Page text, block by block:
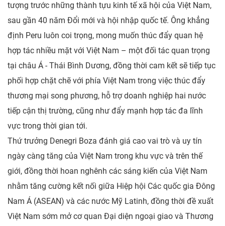
tượng trước những thành tựu kinh tế xã hội của Việt Nam,
sau gần 40 năm Đổi mới và hội nhập quốc tế. Ông khẳng
định Peru luôn coi trọng, mong muốn thúc đẩy quan hệ
hợp tác nhiều mặt với Việt Nam – một đối tác quan trọng
tại châu Á - Thái Bình Dương, đồng thời cam kết sẽ tiếp tục
phối hợp chặt chẽ với phía Việt Nam trong việc thúc đẩy
thương mại song phương, hỗ trợ doanh nghiệp hai nước
tiếp cận thị trường, cũng như đẩy mạnh hợp tác đa lĩnh
vực trong thời gian tới.
Thứ trưởng Denegri Boza đánh giá cao vai trò và uy tín
ngày càng tăng của Việt Nam trong khu vực và trên thế
giới, đồng thời hoan nghênh các sáng kiến của Việt Nam
nhằm tăng cường kết nối giữa Hiệp hội Các quốc gia Đông
Nam Á (ASEAN) và các nước Mỹ Latinh, đồng thời đề xuất
Việt Nam sớm mở cơ quan Đại diện ngoại giao và Thương